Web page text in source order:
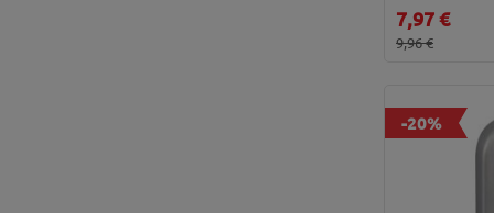
7,97 €
9,96 €
-20%